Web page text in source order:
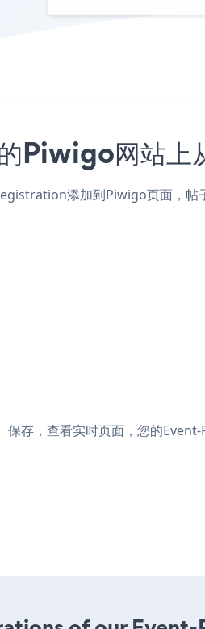
Piwigo网站上
添加到Piwigo页面，帖
存，查看实时页面，您的Event-